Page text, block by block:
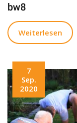
bw8
Weiterlesen
7
Sep.
2020